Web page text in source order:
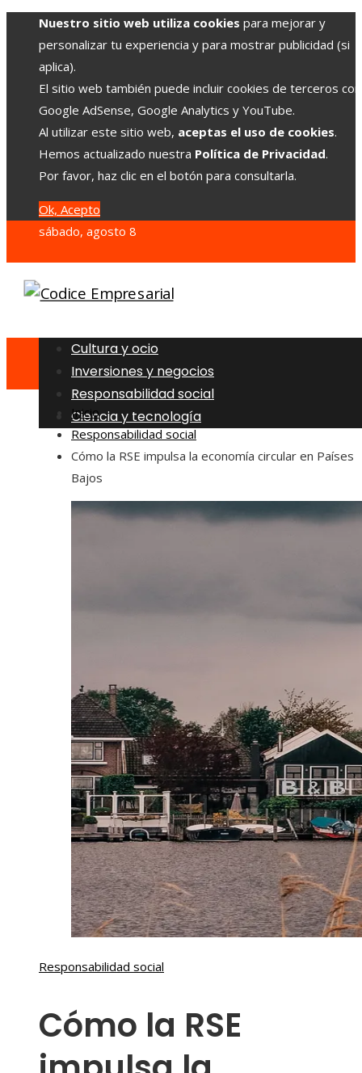
Nuestro sitio web utiliza cookies para mejorar y
personalizar tu experiencia y para mostrar publicidad (si
aplica).
El sitio web también puede incluir cookies de terceros
Google AdSense, Google Analytics y YouTube.
Al utilizar este sitio web, aceptas el uso de cookies.
Hemos actualizado nuestra Política de Privacidad.
Por favor, haz clic en el botón para consultarla.
Ok, Acepto
sábado, agosto 8
Cultura y ocio
Inversiones y negocios
Responsabilidad social
Ciencia y tecnología
Inicio
Responsabilidad social
Cómo la RSE impulsa la economía circular en Países
Bajos
Responsabilidad social
Cómo la RSE